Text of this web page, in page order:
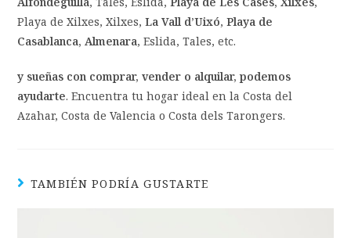
Playa de Xilxes, Xilxes,La Vall d’Uixó,Playa de
Casablanca, Almenara, Eslida, Tales, etc.
y sueñas con comprar, vender o alquilar, podemos
ayudarte. Encuentra tu hogar ideal en la Costa del
Azahar, Costa de Valencia o Costa dels Tarongers.
TAMBIÉN PODRÍA GUSTARTE